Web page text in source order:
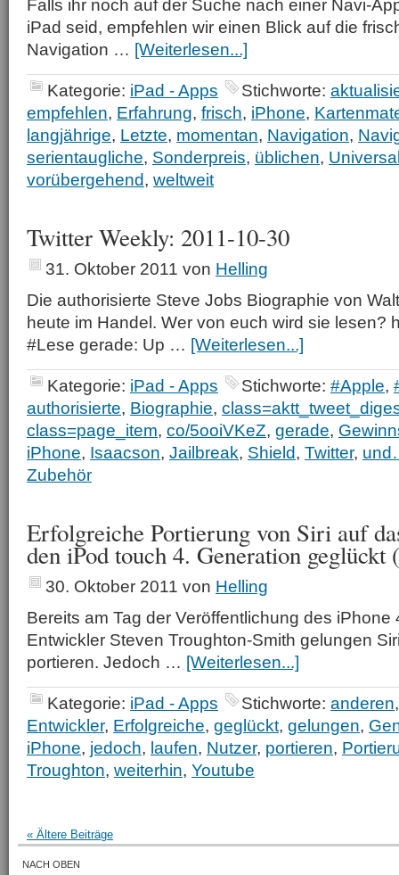
Falls ihr noch auf der Suche nach einer Navi-
iPad seid, empfehlen wir einen Blick auf die
Navigation … [Weiterlesen...]
Kategorie: iPad - Apps Stichworte:
empfehlen, Erfahrung, frisch, iPhone,
langjährige, Letzte, momentan, Navigation,
serientaugliche, Sonderpreis, üblichen,
vorübergehend, weltweit
Twitter Weekly: 2011-10-30
31. Oktober 2011 von Helling
Die authorisierte Steve Jobs Biographie von
heute im Handel. Wer von euch wird sie lesen?
#Lese gerade: Up … [Weiterlesen...]
Kategorie: iPad - Apps Stichworte: #Apple,
authorisierte, Biographie,
class=page_item, co/5ooiVKeZ, gerade,
iPhone, Isaacson, Jailbreak, Shield, Twitter,
Zubehör
Erfolgreiche Portierung von Siri auf
den iPod touch 4. Generation geglückt
30. Oktober 2011 von Helling
Bereits am Tag der Veröffentlichung des iPhone
Entwickler Steven Troughton-Smith gelungen
portieren. Jedoch … [Weiterlesen...]
Kategorie: iPad - Apps Stichworte: anderen
Entwickler, Erfolgreiche, geglückt, gelungen,
iPhone, jedoch, laufen, Nutzer, portieren,
Troughton, weiterhin, Youtube
« Ältere Beiträge
NACH OBEN